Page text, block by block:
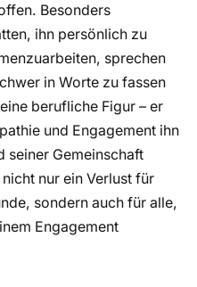
Besonders
ihn persönlich zu
sprechen
in Worte zu fassen
berufliche Figur – er
und Engagement ihn
seiner Gemeinschaft
nur ein Verlust für
sondern auch für alle,
Engagement